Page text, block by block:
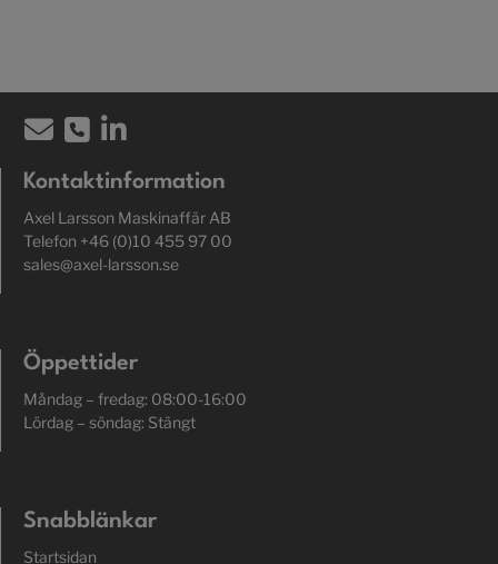
Kontaktinformation
Axel Larsson Maskinaffär AB
Telefon +46 (0)10 455 97 00
sales@axel-larsson.se
Öppettider
Måndag – fredag: 08:00-16:00
Lördag – söndag: Stängt
Snabblänkar
Startsidan